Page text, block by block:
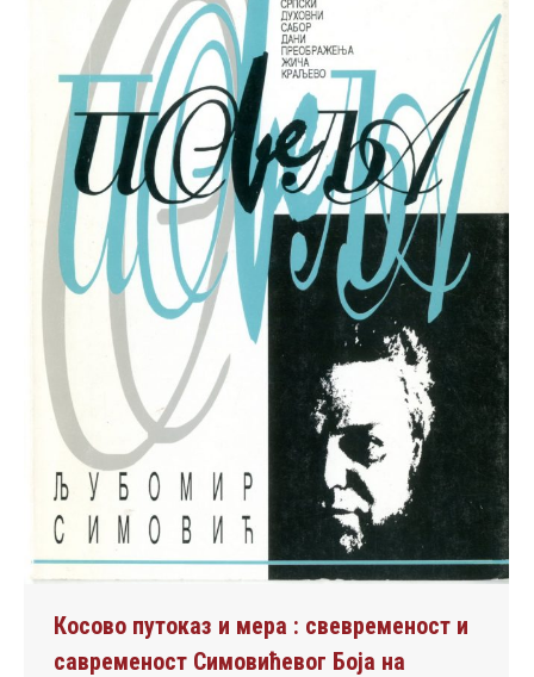
Косово путоказ и мера : свевременост и
савременост Симовићевог Боја на